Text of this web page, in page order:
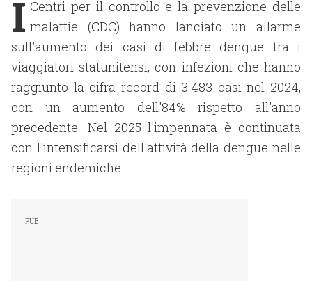
I Centri per il controllo e la prevenzione delle
malattie (CDC) hanno lanciato un allarme
sull'aumento dei casi di febbre dengue tra i
viaggiatori statunitensi, con infezioni che hanno
raggiunto la cifra record di 3.483 casi nel 2024,
con un aumento dell'84% rispetto all'anno
precedente. Nel 2025 l'impennata è continuata
con l'intensificarsi dell'attività della dengue nelle
regioni endemiche.